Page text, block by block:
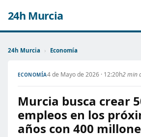
24h Murcia
24h Murcia › Economía
ECONOMÍA4 de Mayo de 2026 · 12:20h2 min
Murcia busca crear
empleos en los
años con 400